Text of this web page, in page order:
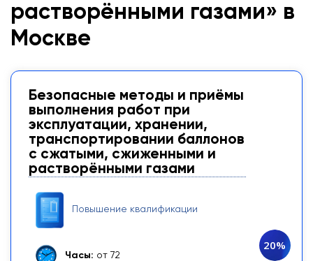
растворёнными газами» в
Москве
Безопасные методы и приёмы
выполнения работ при
эксплуатации, хранении,
транспортировании баллонов
с сжатыми, сжиженными и
растворёнными газами
Повышение квалификации
Часы: от 72
20%